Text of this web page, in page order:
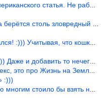
статья. Не работает эта ф
столь зловредный феминизм?
:))) Учитывая, что кошки 10-1
и добавить то нечего…
про Жизнь на Земле. Супруж
:)))
бы взять на вооружение